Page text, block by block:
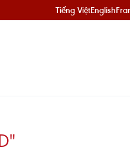
Tiếng ViệtEnglish